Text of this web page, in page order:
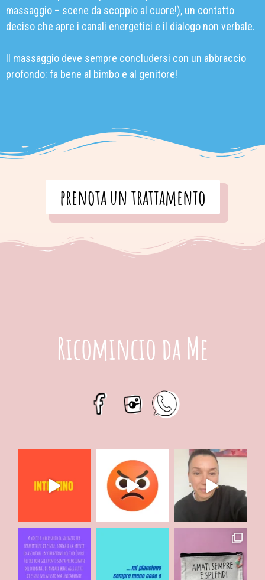
massaggio – scene da scoppio al cuore!), un contatto
deciso che apre i canali energetici e il dialogo non verbale.
Il massaggio deve sempre concludersi con un abbraccio
profondo: fa bene al bimbo e al genitore!
prenota un trattamento
Ricomincio da Me